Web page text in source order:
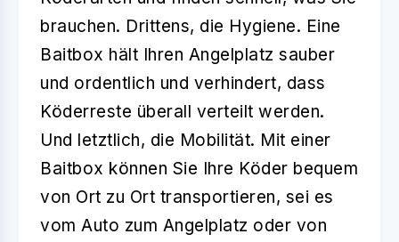
brauchen. Drittens, die Hygiene. Eine
Baitbox hält Ihren Angelplatz sauber
und ordentlich und verhindert, dass
Köderreste überall verteilt werden.
Und letztlich, die Mobilität. Mit einer
Baitbox können Sie Ihre Köder bequem
von Ort zu Ort transportieren, sei es
vom Auto zum Angelplatz oder von